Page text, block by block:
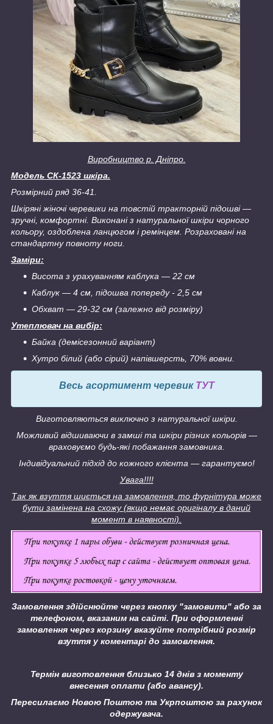
Виробництво р. Дніпро.
Модель СК-1523 шкіра.
Розмірний ряд 36-41.
Шкіряні жіночі черевики на товстій тракторній підошві ―
зручні, комфортні. Виконані з натуральної шкіри чорного
кольору, оздоблена ланцюгом і ремінцем. Розраховані на
стандартну повноту ноги.
Заміри:
Висота з урахуванням каблука ― 22 см
Каблук ― 4 см, підошва попереду - 2,5 см
Обхват ― 29-32 см (залежно від розміру)
Утеплювач на вибір:
Байка (демісезонний варіант)
Хутро білий (або сірий) напівшерсть, 70% вовни.
Весь асортимент черевик ТУТ
Виготовляються виключно з натуральної шкіри.
Можливий відшиваючи в замші та шкіри різних кольорів ―
враховуємо будь-які побажання замовника.
Індивідуальний підхід до кожного клієнта ― гарантуємо!
Увага!!!!
Так як взуття шиється на замовлення, то фурнітура може
бути замінена на схожу (якщо немає оригіналу в даний
момент в наявності).
Замовлення здійснюйте через кнопку "замовити" або за
телефоном, вказаним на сайті. При оформленні
замовлення через корзину вказуйте потрібний розмір
взуття у коментарі до замовлення.
Термін виготовлення близько 14 днів з моменту
внесення оплати (або авансу).
Пересилаємо Новою Поштою та Укрпоштою за рахунок
одержувача.